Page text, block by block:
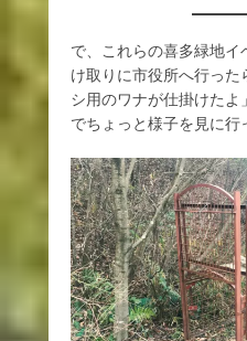
で、これらの喜多緑地
け取りに市役所へ行っ
シ用のワナが仕掛けた
でちょっと様子を見に行